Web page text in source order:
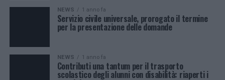
NEWS 1 anno fa
Servizio civile universale, prorogato il termine
per la presentazione delle domande
NEWS 1 anno fa
Contributi una tantum per il trasporto
scolastico degli alunni con disabilità: riaperti i